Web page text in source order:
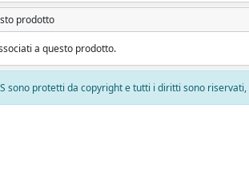
prodotto
a questo prodotto.
sono protetti da copyright e tutti i diritti sono